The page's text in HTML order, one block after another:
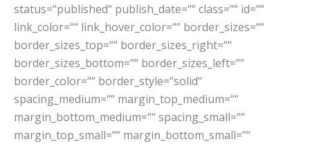
status=“published“ publish_date=““ class=““ id=““
link_color=““ link_hover_color=““ border_sizes=““
border_sizes_top=““ border_sizes_right=““
border_sizes_bottom=““ border_sizes_left=““
border_color=““ border_style=“solid“
spacing_medium=““ margin_top_medium=““
margin_bottom_medium=““ spacing_small=““
margin_top_small=““ margin_bottom_small=““